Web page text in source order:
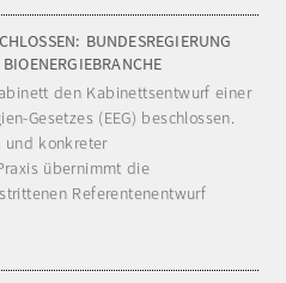
BUNDESREGIERUNG
den Kabinettsentwurf einer
Gesetzes (EEG) beschlossen.
und konkreter
übernimmt die
Referentenentwurf